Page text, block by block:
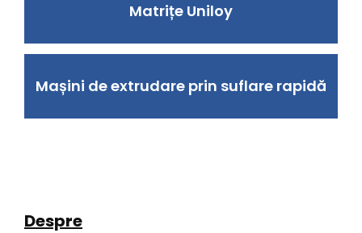
Matrițe Uniloy
Mașini de extrudare prin suflare rapidă
Despre